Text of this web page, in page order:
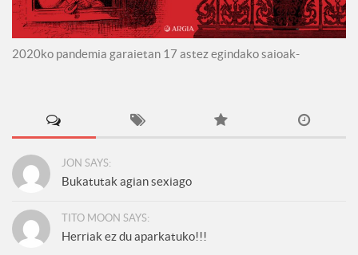
2020ko pandemia garaietan 17 astez egindako saioak-
JON SAYS:
Bukatutak agian sexiago
TITO MOON SAYS:
Herriak ez du aparkatuko!!!